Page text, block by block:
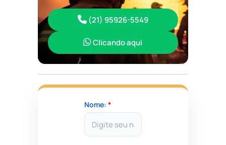
(21) 95926-5549
Clicando aqui
Nome: *